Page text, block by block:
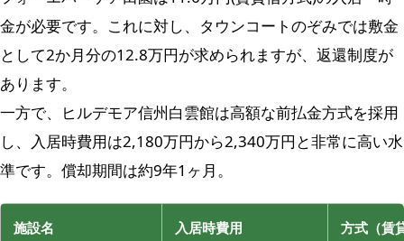
金が必要です。これに対し、タウンコートのぞみでは敷金
として2か月分の12.8万円が求められますが、返還制度が
あります。
一方で、ヒルデモア信州白雲館は高額な前払金方式を採用
し、入居時費用は2,180万円から2,340万円と非常に高い水
準です。償却期間は約9年1ヶ月。
施設名 入居時費用 方式（賃